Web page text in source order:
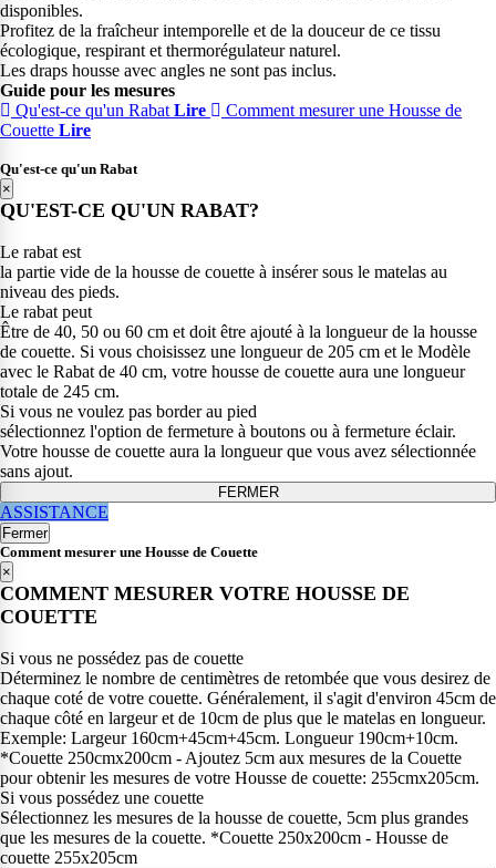
disponibles.
Profitez de la fraîcheur intemporelle et de la douceur de ce tissu
écologique, respirant et thermorégulateur naturel.
Les draps housse avec angles ne sont pas inclus.
Guide pour les mesures
Qu'est-ce qu'un Rabat Lire
Comment mesurer une Housse de
Couette Lire
Qu'est-ce qu'un Rabat
×
QU'EST-CE QU'UN RABAT?
Le rabat est
la partie vide de la housse de couette à insérer sous le matelas au
niveau des pieds.
Le rabat peut
Être de 40, 50 ou 60 cm et doit être ajouté à la longueur de la housse
de couette. Si vous choisissez une longueur de 205 cm et le Modèle
avec le Rabat de 40 cm, votre housse de couette aura une longueur
totale de 245 cm.
Si vous ne voulez pas border au pied
sélectionnez l'option de fermeture à boutons ou à fermeture éclair.
Votre housse de couette aura la longueur que vous avez sélectionnée
sans ajout.
FERMER
ASSISTANCE
Fermer
Comment mesurer une Housse de Couette
×
COMMENT MESURER VOTRE HOUSSE DE
COUETTE
Si vous ne possédez pas de couette
Déterminez le nombre de centimètres de retombée que vous desirez de
chaque coté de votre couette. Généralement, il s'agit d'environ 45cm de
chaque côté en largeur et de 10cm de plus que le matelas en longueur.
Exemple: Largeur 160cm+45cm+45cm. Longueur 190cm+10cm.
*Couette 250cmx200cm - Ajoutez 5cm aux mesures de la Couette
pour obtenir les mesures de votre Housse de couette: 255cmx205cm.
Si vous possédez une couette
Sélectionnez les mesures de la housse de couette, 5cm plus grandes
que les mesures de la couette. *Couette 250x200cm - Housse de
couette 255x205cm